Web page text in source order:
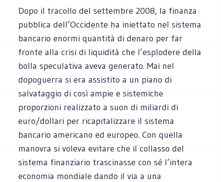
Dopo il tracollo del settembre 2008, la finanza
pubblica dell’Occidente ha iniettato nel sistema
bancario enormi quantità di denaro per far
fronte alla crisi di liquidità che l’esplodere della
bolla speculativa aveva generato. Mai nel
dopoguerra si era assistito a un piano di
salvataggio di così ampie e sistemiche
proporzioni realizzato a suon di miliardi di
euro/dollari per ricapitalizzare il sistema
bancario americano ed europeo. Con quella
manovra si voleva evitare che il collasso del
sistema finanziario trascinasse con sé l’intera
economia mondiale dando il via a una